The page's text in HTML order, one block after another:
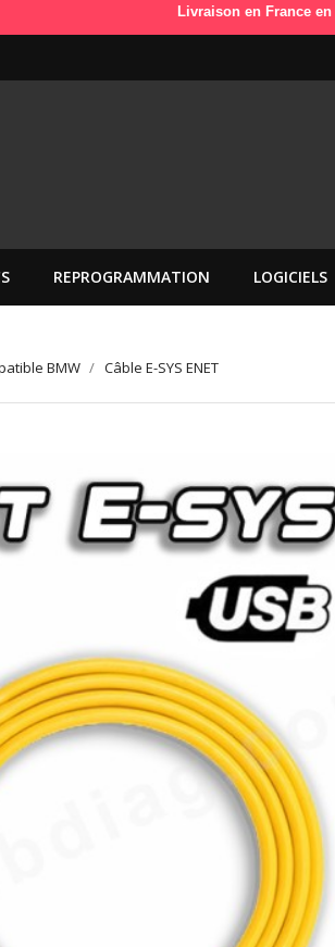
Livraison en France en 48h (+ jour
REPROGRAMMATION LOGICIELS
BMW Câble E-SYS ENET